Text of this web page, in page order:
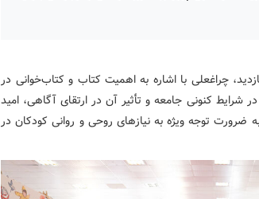
چراغعلی با اشاره به اهمیت کتاب و کتاب‌خوانی در
کنونی جامعه و تأثیر آن در ارتقای آگاهی، امید
توجه ویژه به نیازهای روحی و روانی کودکان در